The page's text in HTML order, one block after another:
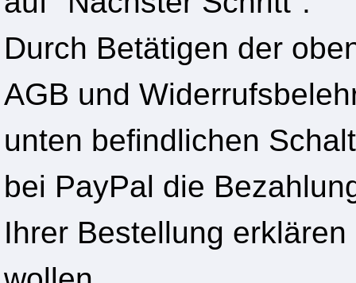
Durch Betätigen der
AGB und
unten befindlichen
bei PayPal die
Ihrer Bestellung